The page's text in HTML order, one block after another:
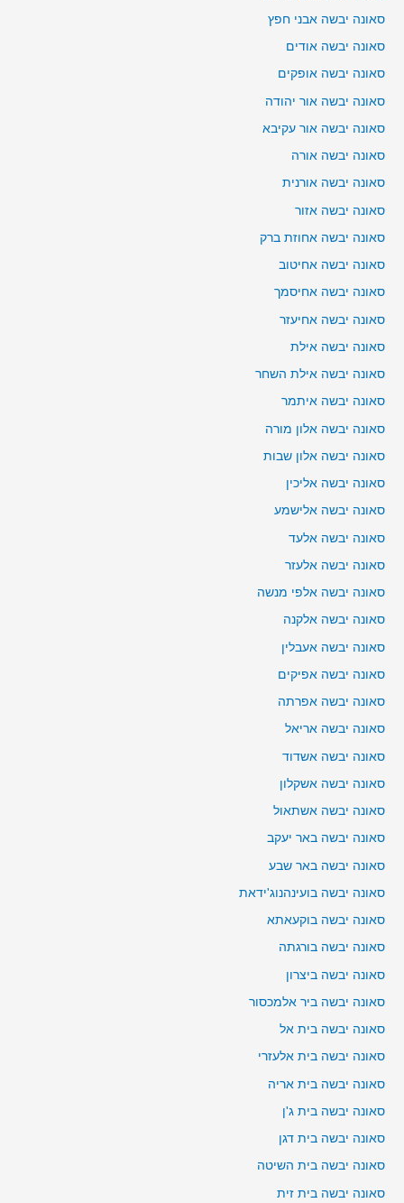
סאונה יבשה אבני חפץ
סאונה יבשה אודים
סאונה יבשה אופקים
סאונה יבשה אור יהודה
סאונה יבשה אור עקיבא
סאונה יבשה אורה
סאונה יבשה אורנית
סאונה יבשה אזור
סאונה יבשה אחוזת ברק
סאונה יבשה אחיטוב
סאונה יבשה אחיסמך
סאונה יבשה אחיעזר
סאונה יבשה אילת
סאונה יבשה אילת השחר
סאונה יבשה איתמר
סאונה יבשה אלון מורה
סאונה יבשה אלון שבות
סאונה יבשה אליכין
סאונה יבשה אלישמע
סאונה יבשה אלעד
סאונה יבשה אלעזר
סאונה יבשה אלפי מנשה
סאונה יבשה אלקנה
סאונה יבשה אעבלין
סאונה יבשה אפיקים
סאונה יבשה אפרתה
סאונה יבשה אריאל
סאונה יבשה אשדוד
סאונה יבשה אשקלון
סאונה יבשה אשתאול
סאונה יבשה באר יעקב
סאונה יבשה באר שבע
סאונה יבשה בועינהנוג'ידאת
סאונה יבשה בוקעאתא
סאונה יבשה בורגתה
סאונה יבשה ביצרון
סאונה יבשה ביר אלמכסור
סאונה יבשה בית אל
סאונה יבשה בית אלעזרי
סאונה יבשה בית אריה
סאונה יבשה בית ג'ן
סאונה יבשה בית דגן
סאונה יבשה בית השיטה
סאונה יבשה בית זית